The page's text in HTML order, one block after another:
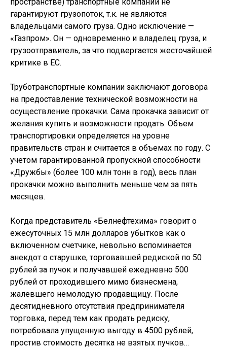
гарантируют грузопоток, т.к. не являются
владельцами самого груза. Одно исключение —
«Газпром». Он — одновременно и владелец груза, и
грузоотправитель, за что подвергается жесточайшей
критике в ЕС.
Труботранспортные компании заключают договора
на предоставление технической возможности на
осуществление прокачки. Сама прокачка зависит от
желания купить и возможности продать. Объем
транспортировки определяется на уровне
правительств стран и считается в объемах по году. С
учетом гарантированной пропускной способности
«Дружбы» (более 100 млн тонн в год), весь план
прокачки можно выполнить меньше чем за пять
месяцев.
Когда представитель «Белнефтехима» говорит о
ежесуточных 15 млн долларов убытков как о
включенном счетчике, невольно вспоминается
анекдот о старушке, торговавшей редиской по 50
рублей за пучок и получавшей ежедневно 500
рублей от проходившего мимо бизнесмена,
жалевшего немолодую продавщицу. После
десятидневного отсутствия предпринимателя
торговка, перед тем как продать редиску,
потребовала упущенную выгоду в 4500 рублей,
простив стоимость десятка не взятых пучков…